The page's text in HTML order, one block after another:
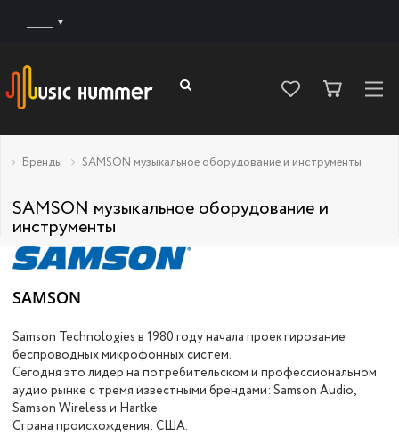
Бренды SAMSON музыкальное оборудование и инструменты
SAMSON музыкальное оборудование и
инструменты
SAMSON
Samson Technologies в 1980 году начала проектирование
беспроводных микрофонных систем.
Сегодня это лидер на потребительском и профессиональном
аудио рынке с тремя известными брендами: Samson Audio,
Samson Wireless и Hartke.
Страна происхождения: США.